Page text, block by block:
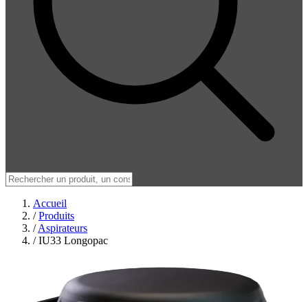
Accueil
/ Produits
/ Aspirateurs
/ IU33 Longopac